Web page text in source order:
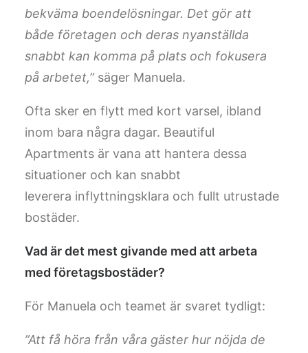
bekväma boendelösningar. Det gör att
både företagen och deras nyanställda
snabbt kan komma på plats och fokusera
på arbetet,”säger Manuela.
Ofta sker en flytt med kort varsel, ibland
inom bara några dagar. Beautiful
Apartments är vana att hantera dessa
situationer och kan snabbt
leverera inflyttningsklara och fullt utrustade
bostäder.
Vad är det mest givande med att arbeta
med företagsbostäder?
För Manuela och teamet är svaret tydligt:
”Att få höra från våra gäster hur nöjda de